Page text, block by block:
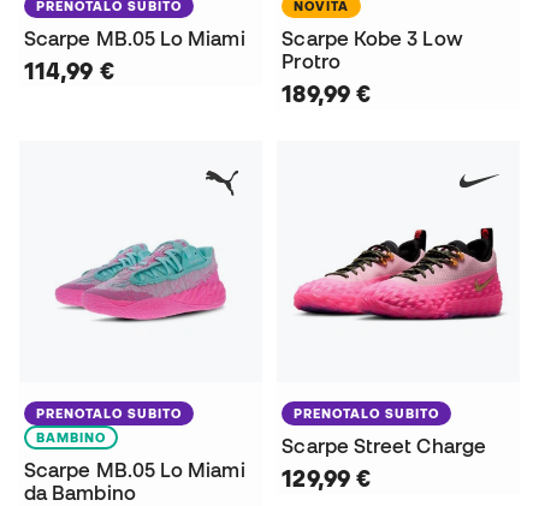
PRENOTALO SUBITO
Scarpe MB.05 Lo Miami
114,99 €
NOVITÀ
Scarpe Kobe 3 Low
Protro
189,99 €
PRENOTALO SUBITO
BAMBINO
Scarpe MB.05 Lo Miami
da Bambino
PRENOTALO SUBITO
Scarpe Street Charge
129,99 €